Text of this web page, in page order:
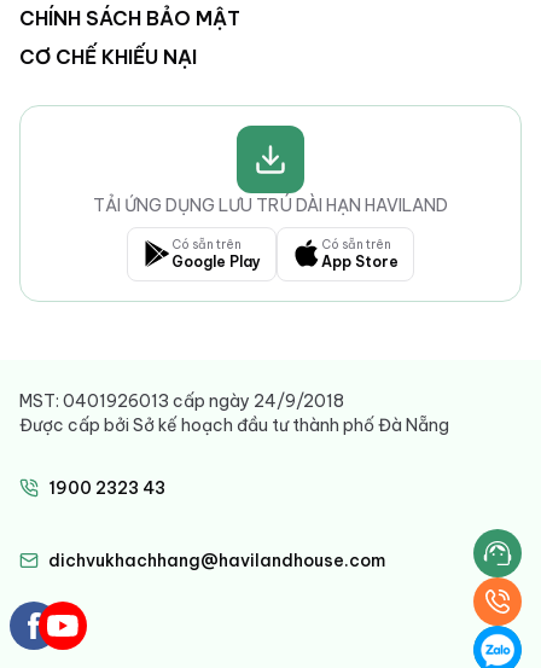
CHÍNH SÁCH BẢO MẬT
CƠ CHẾ KHIẾU NẠI
TẢI ỨNG DỤNG LƯU TRÚ DÀI HẠN HAVILAND
Có sẵn trên
Google Play
Có sẵn trên
App Store
MST: 0401926013 cấp ngày 24/9/2018
Được cấp bởi Sở kế hoạch đầu tư thành phố Đà Nẵng
1900 2323 43
dichvukhachhang@havilandhouse.com